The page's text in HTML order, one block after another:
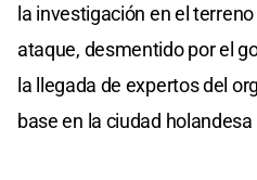
la investigación en el
ataque, desmentido por el
la llegada de expertos del
base en la ciudad